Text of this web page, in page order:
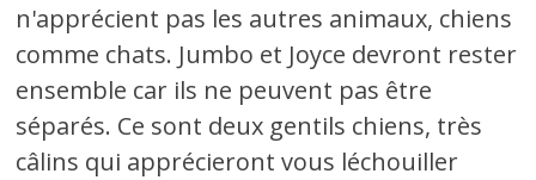
n'apprécient pas les autres animaux, chiens
comme chats. Jumbo et Joyce devront rester
ensemble car ils ne peuvent pas être
séparés. Ce sont deux gentils chiens, très
câlins qui apprécieront vous léchouiller